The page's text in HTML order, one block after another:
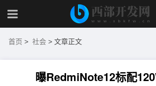
首页 > 社会 > 文章正文
曝RedmiNote12标配